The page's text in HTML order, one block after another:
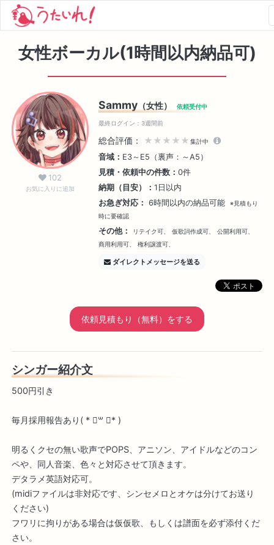
女性ボーカル(1時間以内納品可)
102
お気に入りに追加
Sammy （女性） 依頼受付中
最終ログイン：3週間前
総合評価： ★★★★★ 集計中
音域： E3～E5（裏声：～A5）
見積・依頼中の件数：0件
納期（目安）：1日以内
お急ぎ対応： 6時間以内の納品可能
※見積もり
時に要確認
その他： リテイク可、 仮歌詞作成可、
公開利用可、
商用利用可、
権利譲渡可、
ダイレクトメッセージを送る
依頼見積もり（無料）をする
シンガー紹介文
500円引き
毎月採用報告あり( * ॑꒳ ॑* )
明るくクセの無い歌声でPOPS、アニソン、アイドルなどのコン
ペや、同人音楽、色々と対応させて頂きます。
デタラメ英語対応可。
(midiファイルは非対応です、シンセメロとオケは分けてお送り
ください)
フワリに拘りがある場合は仮仮歌、もしくは譜面を必ず添付くだ
さい。